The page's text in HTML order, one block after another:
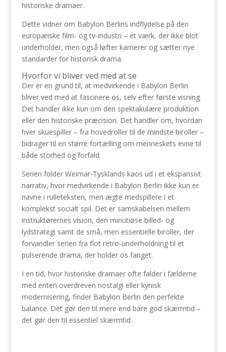
historiske dramaer.
Dette vidner om Babylon Berlins indflydelse på den
europæiske film- og tv-industri – et værk, der ikke blot
underholder, men også løfter karrierer og sætter nye
standarder for historisk drama.
Hvorfor vi bliver ved med at se
Der er en grund til, at medvirkende i Babylon Berlin
bliver ved med at fascinere os, selv efter første visning.
Det handler ikke kun om den spektakulære produktion
eller den historiske præcision. Det handler om, hvordan
hver skuespiller – fra hovedroller til de mindste biroller –
bidrager til en større fortælling om menneskets evne til
både storhed og forfald.
Serien folder Weimar-Tysklands kaos ud i et ekspansivt
narrativ, hvor medvirkende i Babylon Berlin ikke kun er
navne i rulleteksten, men ægte medspillere i et
komplekst socialt spil. Det er samskabelsen mellem
instruktørernes vision, den minutiøse billed- og
lydstrategi samt de små, men essentielle biroller, der
forvandler serien fra flot retro-underholdning til et
pulserende drama, der holder os fanget.
I en tid, hvor historiske dramaer ofte falder i fælderne
med enten overdreven nostalgi eller kynisk
modernisering, finder Babylon Berlin den perfekte
balance. Det gør den til mere end bare god skærmtid –
det gør den til essentiel skærmtid.